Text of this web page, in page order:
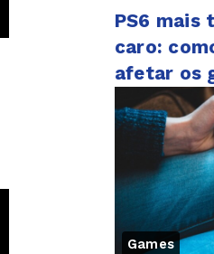
PS6 mais
caro:
afetar os
Games